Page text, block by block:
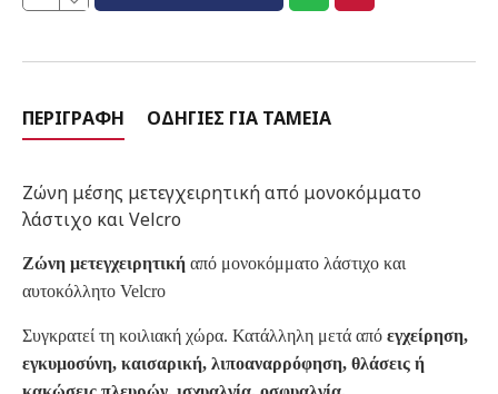
ΠΕΡΙΓΡΑΦΉ ΟΔΗΓΊΕΣ ΓΙΑ ΤΑΜΕΊΑ
Ζώνη μέσης μετεγχειρητική από μονοκόμματο
λάστιχο και Velcro
Ζώνη μετεγχειρητική από μονοκόμματο λάστιχο και
αυτοκόλλητο Velcro
Συγκρατεί τη κοιλιακή χώρα. Κατάλληλη μετά από εγχείρηση,
εγκυμοσύνη, καισαρική, λιποαναρρόφηση, θλάσεις ή